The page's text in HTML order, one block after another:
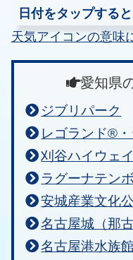
日付をタップする
天気アイコンの意味
愛知県
ジブリパーク
レゴランド®
刈谷ハイウェ
ラグーナテン
安城産業文化
名古屋城（那古
名古屋港水族館